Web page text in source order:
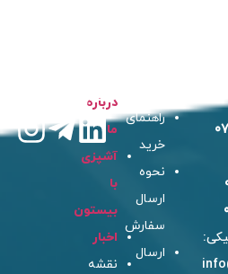
راهنمای
نحوه
ارسال
سفارش
ارسال
درباره
ما
آشپزی
بیستون
اخبار
نقشه
کنید: